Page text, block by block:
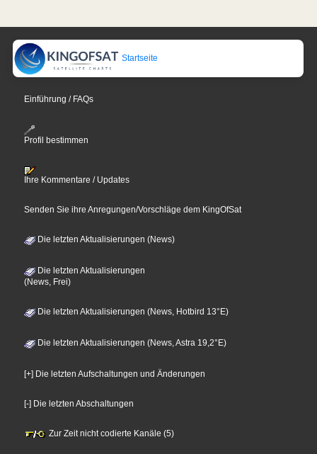
Startseite
Einführung / FAQs
Profil bestimmen
Ihre Kommentare / Updates
Senden Sie ihre Anregungen/Vorschläge dem KingOfSat
Die letzten Aktualisierungen (News)
Die letzten Aktualisierungen
(News, Frei)
Die letzten Aktualisierungen (News, Hotbird 13°E)
Die letzten Aktualisierungen (News, Astra 19,2°E)
[+] Die letzten Aufschaltungen und Änderungen
[-] Die letzten Abschaltungen
Zur Zeit nicht codierte Kanäle (5)